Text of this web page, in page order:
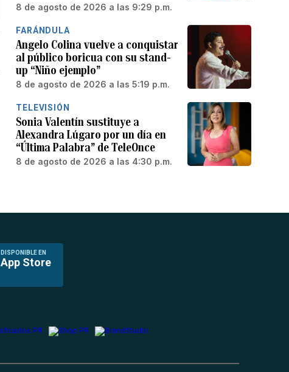
8 de agosto de 2026 a las 9:29 p.m.
FARÁNDULA
Angelo Colina vuelve a conquistar
al público boricua con su stand-
up “Niño ejemplo”
8 de agosto de 2026 a las 5:19 p.m.
TELEVISIÓN
Sonia Valentín sustituye a
Alexandra Lúgaro por un día en
“Última Palabra” de TeleOnce
8 de agosto de 2026 a las 4:30 p.m.
DISPONIBLE EN
App Store